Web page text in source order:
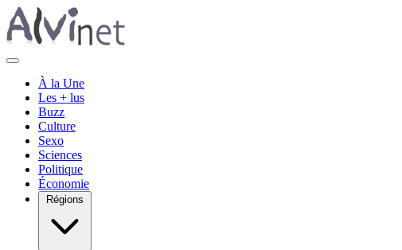
À la Une
Les + lus
Buzz
Culture
Sexo
Sciences
Politique
Économie
Régions